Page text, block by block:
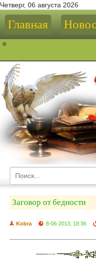
Четверг, 06 августа 2026
Главная
Заговор от бедности
Kobra 8-06-2013, 18:36